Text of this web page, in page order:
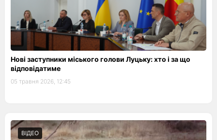
Нові заступники міського голови Луцьку: хто і за що
відповідатиме
05 травня 2026, 12:45
ВІДЕО